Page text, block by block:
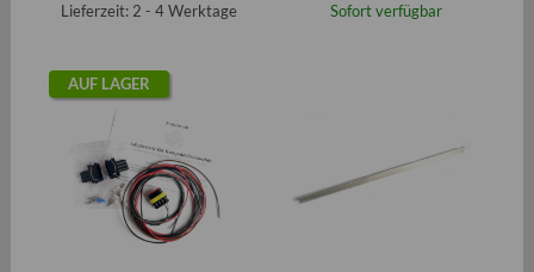
Lieferzeit: 2 - 4 Werktage
Sofort verfügbar
AUF LAGER